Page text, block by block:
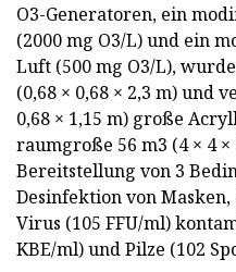
O3-Generatoren, ein
(2000 mg O3/L) und ein
Luft (500 mg O3/L),
(0,68 × 0,68 × 2,3 m) und
0,68 × 1,15 m) große
raumgroße 56 m3 (4 × 4
Bereitstellung von 3
Desinfektion von
Virus (105 FFU/ml)
KBE/ml) und Pilze (102